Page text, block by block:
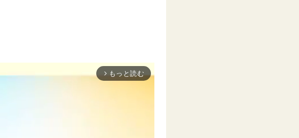
arrow_forward_ios もっと読む